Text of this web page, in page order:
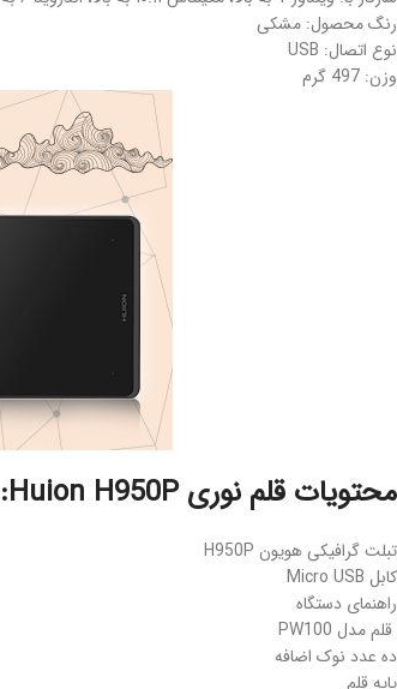
رنگ محصول: مشکی
نوع اتصال: USB
وزن: 497 گرم
محتویات قلم نوری Huion H950P:
تبلت گرافیکی هویون H950P
کابل Micro USB
راهنمای دستگاه
قلم مدل PW100
ده عدد نوک اضافه
پایه قلم